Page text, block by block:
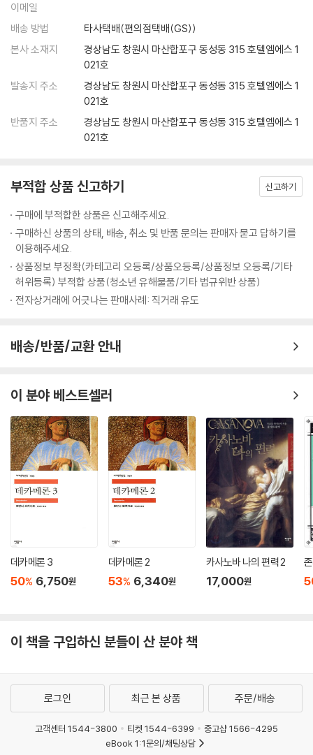
-엘레나 페란테
페란테는 25년 동안 은둔하면서 가장 중요했던 것이 부재가 만들어낸 창
작 공간이었다고 말한다. 작가를 지우는 순간 작품은 그 전에 없었던 새로
운다는 것이다
페란테는 마약 같다
단어, 메타포 그리고 외설적 표현까지
‘나폴리 4부작’은 이탈리아뿐 아니라 영미권 독자들에게도 폭발적인 반응
을 얻고 있다. 최근 발표된 영국 닐슨 북의 조사결과에 따르면 2001년부터
2015년까지 영국 내 전체 소설 판매량은 감소했으나 해외 번역 소설 판매
량은 두 배 이상 증가했는데, 이례적 현상을 이끈 주요 요인으로 바로 ‘나폴
리 4부작’을 꼽았다. 또한 미국에서 ‘나폴리 4부작’은 특별한 광고도 없이
120만 부 이상이 판매되었다. 독자들은 ‘#ferrantefever’(페란테 열병)
라는 태그를 달고 페란테를 예찬한다. 미셸 오바마는 휴가철 읽기 좋은 소
설로 ‘나폴리 4부작’ 제1권 『나의 눈부신 친구』를 추천했으며, 작가 엘리자
라운 능력”을 극찬했으며, 아마존 편집장 사라 넬슨은 “미국의 여성에게
상을 증명했다.
* 우리는 명작을 읽고 있다. _ 미국,『타임』
* 한계가 없고 장르를 뛰어넘는다는 것이 놀랍다. _ 이탈리아,『일사바젠
테』
* 엘레나 페란테는 동시대에 가장 훌륭한 소설가다. 페란테는 독창적이고
매력적인 이야기를
쓴다. _ 영국,『이코노미스트』
작가와 미디어뿐 아니라 세계 곳곳의 독자들도 ‘페란테 열병’을 앓고 있다.
‘나폴리 4부작’제1권 『나의 눈부신 친구』는 미국에서 총 8부작의 미니시리
즈로 제작 중이다. 실제로 나폴리에서 아역 배우를 캐스팅하는 자리에 100
‘나폴리 4부작’은 ‘릴라’와 ‘레누’라는 두 주인공의 유년기, 사춘기, 장년기,
노년기까지의 평생 우정을 다룬다. 이야기는 어느 날 갑자기 사라진 릴라
를 회상하는 레누의 시점에서 출발한다. 나폴리의 가난한 동네에서 자란
이메일
배송 방법
타사택배(편의점택배(GS))
본사 소재지
경상남도 창원시 마산합포구 동성동 315 호텔엠에스 1
021호
발송지 주소
경상남도 창원시 마산합포구 동성동 315 호텔엠에스 1
021호
반품지 주소
경상남도 창원시 마산합포구 동성동 315 호텔엠에스 1
021호
부적합 상품 신고하기 신고하기
구매에 부적합한 상품은 신고해주세요.
구매하신 상품의 상태, 배송, 취소 및 반품 문의는 판매자 묻고 답하기를
이용해주세요.
상품정보 부정확(카테고리 오등록/상품오등록/상품정보 오등록/기타
허위등록) 부적합 상품(청소년 유해물품/기타 법규위반 상품)
전자상거래에 어긋나는 판매사례: 직거래 유도
배송/반품/교환 안내
이 분야 베스트셀러
데카메론 3
50% 6,750원
데카메론 2
53% 6,340원
카사노바 나의 편력 2
17,000원
이 책을 구입하신 분들이 산 분야 책
로그인 최근 본 상품 주문/배송
고객센터 1544-3800 티켓 1544-6399
중고샵 1566-4295
eBook 1:1문의/채팅상담